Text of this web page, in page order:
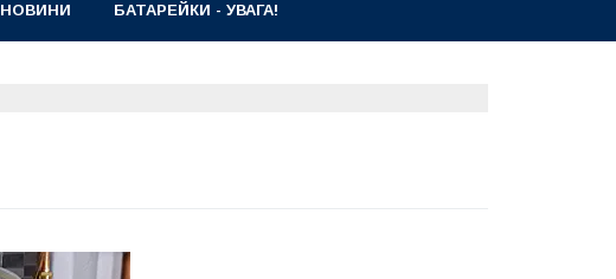
НОВИНИ БАТАРЕЙКИ - УВАГА!